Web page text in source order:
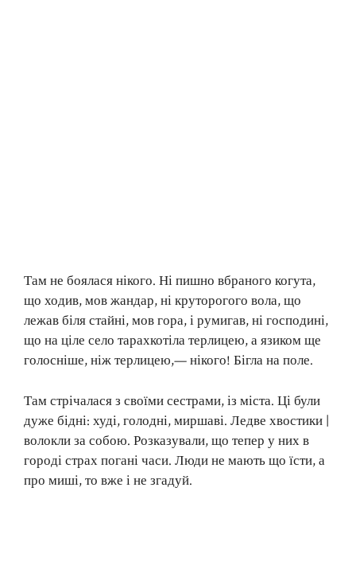
Там не боялася нікого. Ні пишно вбраного когута,
що ходив, мов жандар, ні круторогого вола, що
лежав біля стайні, мов гора, і румигав, ні господині,
що на ціле село тарахкотіла терлицею, а язиком ще
голосніше, ніж терлицею,— нікого! Бігла на поле.
Там стрічалася з своїми сестрами, із міста. Ці були
дуже бідні: худі, голодні, миршаві. Ледве хвостики |
волокли за собою. Розказували, що тепер у них в
городі страх погані часи. Люди не мають що їсти, а
про миші, то вже і не згадуй.